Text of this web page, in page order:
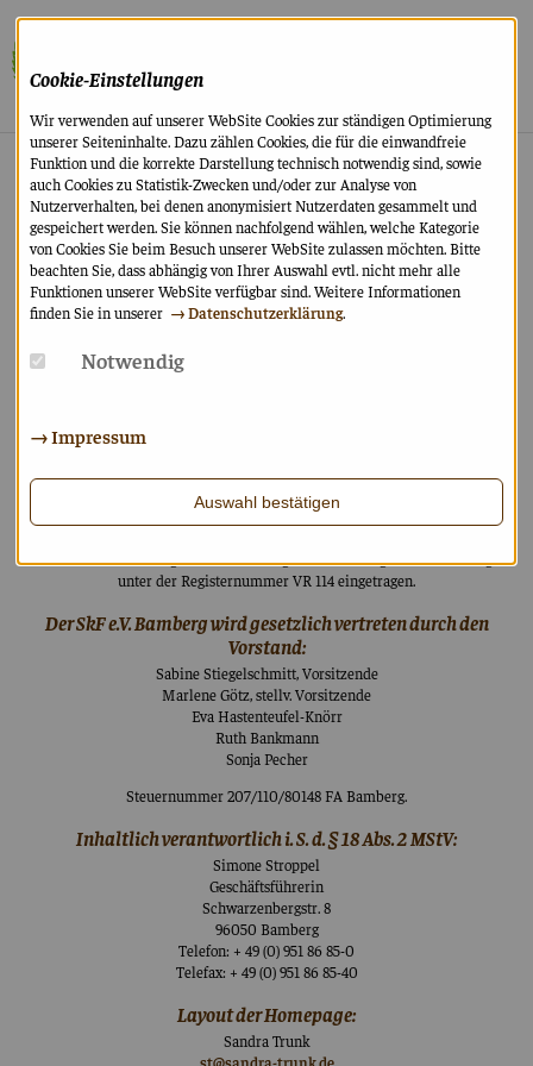
IMPRESSUM
Anbieter dieser Internetpräsenz ist im Rechtssinne
Vereinsregister
Der SkF e.V. Bamberg ist im Vereinsregister des Amtsgerichts Bamberg
unter der Registernummer VR 114 eingetragen.
Der SkF e.V. Bamberg wird gesetzlich vertreten durch den
Vorstand:
Sabine Stiegelschmitt, Vorsitzende
Marlene Götz, stellv. Vorsitzende
Eva Hastenteufel-Knörr
Ruth Bankmann
Sonja Pecher
Steuernummer 207/110/80148 FA Bamberg.
Inhaltlich verantwortlich i. S. d. § 18 Abs. 2 MStV:
Simone Stroppel
Geschäftsführerin
Schwarzenbergstr. 8
96050 Bamberg
Telefon: + 49 (0) 951 86 85-0
Telefax: + 49 (0) 951 86 85-40
Layout der Homepage:
Sandra Trunk
st@sandra-trunk.de
Cookie-Einstellungen
Wir verwenden auf unserer WebSite Cookies zur ständigen Optimierung
unserer Seiteninhalte. Dazu zählen Cookies, die für die einwandfreie
Funktion und die korrekte Darstellung technisch notwendig sind, sowie
auch Cookies zu Statistik-Zwecken und/oder zur Analyse von
Nutzerverhalten, bei denen anonymisiert Nutzerdaten gesammelt und
gespeichert werden. Sie können nachfolgend wählen, welche Kategorie
von Cookies Sie beim Besuch unserer WebSite zulassen möchten. Bitte
beachten Sie, dass abhängig von Ihrer Auswahl evtl. nicht mehr alle
Funktionen unserer WebSite verfügbar sind. Weitere Informationen
finden Sie in unserer
Datenschutzerklärung.
Notwendig
Impressum
Auswahl bestätigen